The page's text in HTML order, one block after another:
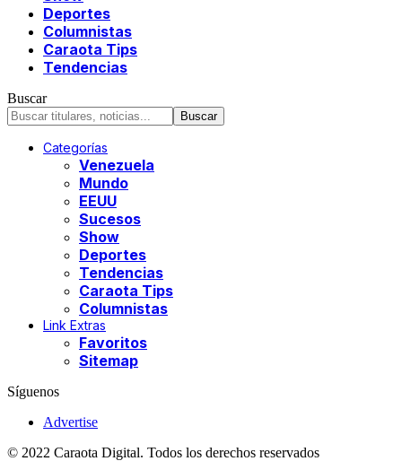
Deportes
Columnistas
Caraota Tips
Tendencias
Buscar
Categorías
Venezuela
Mundo
EEUU
Sucesos
Show
Deportes
Tendencias
Caraota Tips
Columnistas
Link Extras
Favoritos
Sitemap
Síguenos
Advertise
© 2022 Caraota Digital. Todos los derechos reservados